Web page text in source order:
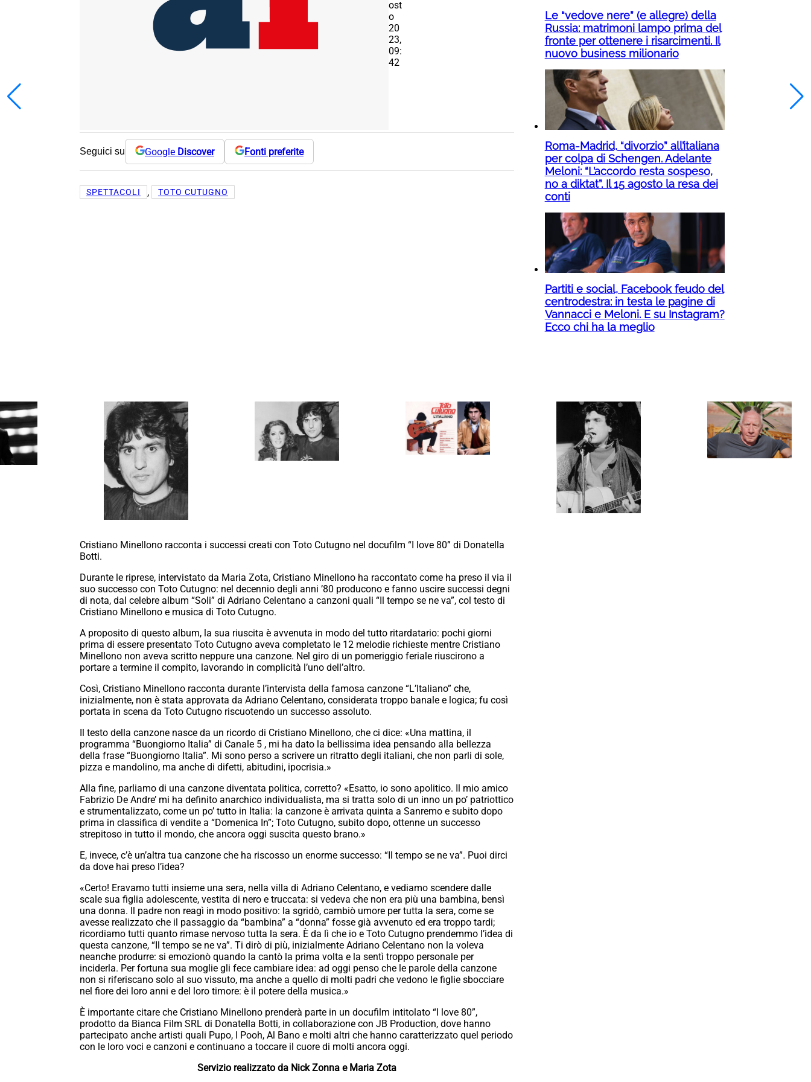
ost
o
20
23,
09:
42
Seguici su Google Discover Fonti preferite
SPETTACOLI , TOTO CUTUGNO
Cristiano Minellono racconta i successi creati con Toto Cutugno nel docufilm “I love 80” di Donatella
Botti.
Durante le riprese, intervistato da Maria Zota, Cristiano Minellono ha raccontato come ha preso il via il
suo successo con Toto Cutugno: nel decennio degli anni ’80 producono e fanno uscire successi degni
di nota, dal celebre album “Soli” di Adriano Celentano a canzoni quali “Il tempo se ne va”, col testo di
Cristiano Minellono e musica di Toto Cutugno.
A proposito di questo album, la sua riuscita è avvenuta in modo del tutto ritardatario: pochi giorni
prima di essere presentato Toto Cutugno aveva completato le 12 melodie richieste mentre Cristiano
Minellono non aveva scritto neppure una canzone. Nel giro di un pomeriggio feriale riuscirono a
portare a termine il compito, lavorando in complicità l’uno dell’altro.
Così, Cristiano Minellono racconta durante l’intervista della famosa canzone “L’Italiano” che,
inizialmente, non è stata approvata da Adriano Celentano, considerata troppo banale e logica; fu così
portata in scena da Toto Cutugno riscuotendo un successo assoluto.
Il testo della canzone nasce da un ricordo di Cristiano Minellono, che ci dice: «Una mattina, il
programma “Buongiorno Italia” di Canale 5 , mi ha dato la bellissima idea pensando alla bellezza
della frase “Buongiorno Italia”. Mi sono perso a scrivere un ritratto degli italiani, che non parli di sole,
pizza e mandolino, ma anche di difetti, abitudini, ipocrisia.»
Alla fine, parliamo di una canzone diventata politica, corretto? «Esatto, io sono apolitico. Il mio amico
Fabrizio De Andre’ mi ha definito anarchico individualista, ma si tratta solo di un inno un po’ patriottico
e strumentalizzato, come un po’ tutto in Italia: la canzone è arrivata quinta a Sanremo e subito dopo
prima in classifica di vendite a “Domenica In”; Toto Cutugno, subito dopo, ottenne un successo
strepitoso in tutto il mondo, che ancora oggi suscita questo brano.»
E, invece, c’è un’altra tua canzone che ha riscosso un enorme successo: “Il tempo se ne va”. Puoi dirci
da dove hai preso l’idea?
«Certo! Eravamo tutti insieme una sera, nella villa di Adriano Celentano, e vediamo scendere dalle
scale sua figlia adolescente, vestita di nero e truccata: si vedeva che non era più una bambina, bensì
una donna. Il padre non reagì in modo positivo: la sgridò, cambiò umore per tutta la sera, come se
avesse realizzato che il passaggio da “bambina” a “donna” fosse già avvenuto ed era troppo tardi;
ricordiamo tutti quanto rimase nervoso tutta la sera. È da lì che io e Toto Cutugno prendemmo l’idea di
questa canzone, “Il tempo se ne va”. Ti dirò di più, inizialmente Adriano Celentano non la voleva
neanche produrre: si emozionò quando la cantò la prima volta e la sentì troppo personale per
inciderla. Per fortuna sua moglie gli fece cambiare idea: ad oggi penso che le parole della canzone
non si riferiscano solo al suo vissuto, ma anche a quello di molti padri che vedono le figlie sbocciare
nel fiore dei loro anni e del loro timore: è il potere della musica.»
È importante citare che Cristiano Minellono prenderà parte in un docufilm intitolato “I love 80”,
prodotto da Bianca Film SRL di Donatella Botti, in collaborazione con JB Production, dove hanno
partecipato anche artisti quali Pupo, I Pooh, Al Bano e molti altri che hanno caratterizzato quel periodo
con le loro voci e canzoni e continuano a toccare il cuore di molti ancora oggi.
Servizio realizzato da Nick Zonna e Maria Zota
Le “vedove nere” (e allegre) della
Russia: matrimoni lampo prima del
fronte per ottenere i risarcimenti. Il
nuovo business milionario
Roma-Madrid, “divorzio” all’italiana
per colpa di Schengen. Adelante
Meloni: “L’accordo resta sospeso,
no a diktat”. Il 15 agosto la resa dei
conti
Partiti e social, Facebook feudo del
centrodestra: in testa le pagine di
Vannacci e Meloni. E su Instagram?
Ecco chi ha la meglio